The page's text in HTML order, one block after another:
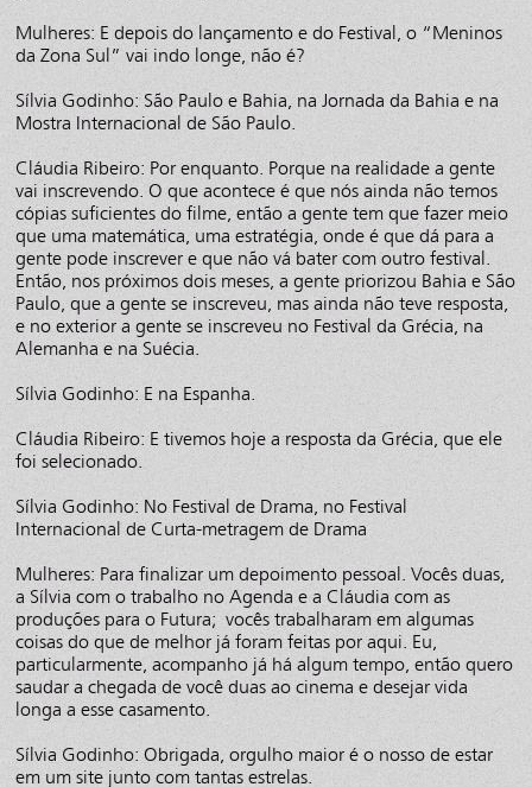
Mulheres: E depois do lançamento e do Festival, o “Meninos
da Zona Sul” vai indo longe, não é?
Sílvia Godinho: São Paulo e Bahia, na Jornada da Bahia e na
Mostra Internacional de São Paulo.
Cláudia Ribeiro: Por enquanto. Porque na realidade a gente
vai inscrevendo. O que acontece é que nós ainda não temos
cópias suficientes do filme, então a gente tem que fazer meio
que uma matemática, uma estratégia, onde é que dá para a
gente pode inscrever e que não vá bater com outro festival.
Então, nos próximos dois meses, a gente priorizou Bahia e São
Paulo, que a gente se inscreveu, mas ainda não teve resposta,
e no exterior a gente se inscreveu no Festival da Grécia, na
Alemanha e na Suécia.
Sílvia Godinho: E na Espanha.
Cláudia Ribeiro: E tivemos hoje a resposta da Grécia, que ele
foi selecionado.
Sílvia Godinho: No Festival de Drama, no Festival
Internacional de Curta-metragem de Drama
Mulheres: Para finalizar um depoimento pessoal. Vocês duas,
a Sílvia com o trabalho no Agenda e a Cláudia com as
produções para o Futura; vocês trabalharam em algumas
coisas do que de melhor já foram feitas por aqui. Eu,
particularmente, acompanho já há algum tempo, então quero
saudar a chegada de você duas ao cinema e desejar vida
longa a esse casamento.
Sílvia Godinho: Obrigada, orgulho maior é o nosso de estar
em um site junto com tantas estrelas.